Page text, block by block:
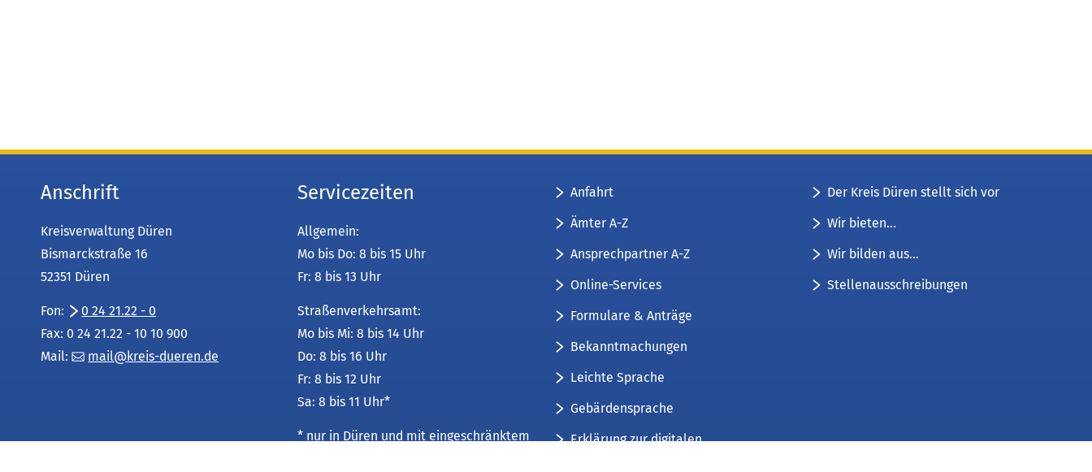
Anschrift
Kreisverwaltung Düren
Bismarckstraße 16
52351 Düren
Fon:
0 24 21.22 - 0
Fax: 0 24 21.22 - 10 10 900
Mail:
mail kreis-dueren de
Servicezeiten
Allgemein:
Mo bis Do: 8 bis 15 Uhr
Fr: 8 bis 13 Uhr
Straßenverkehrsamt:
Mo bis Mi: 8 bis 14 Uhr
Do: 8 bis 16 Uhr
Fr: 8 bis 12 Uhr
Sa: 8 bis 11 Uhr*
* nur in Düren und mit eingeschränktem
Anfahrt
Ämter A-Z
Ansprechpartner A-Z
Online-Services
Formulare & Anträge
Bekanntmachungen
Leichte Sprache
Gebärdensprache
Erklärung zur digitalen
Der Kreis Düren stellt sich vor
Wir bieten...
Wir bilden aus...
Stellenausschreibungen